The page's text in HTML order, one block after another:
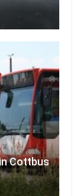
Cottbus